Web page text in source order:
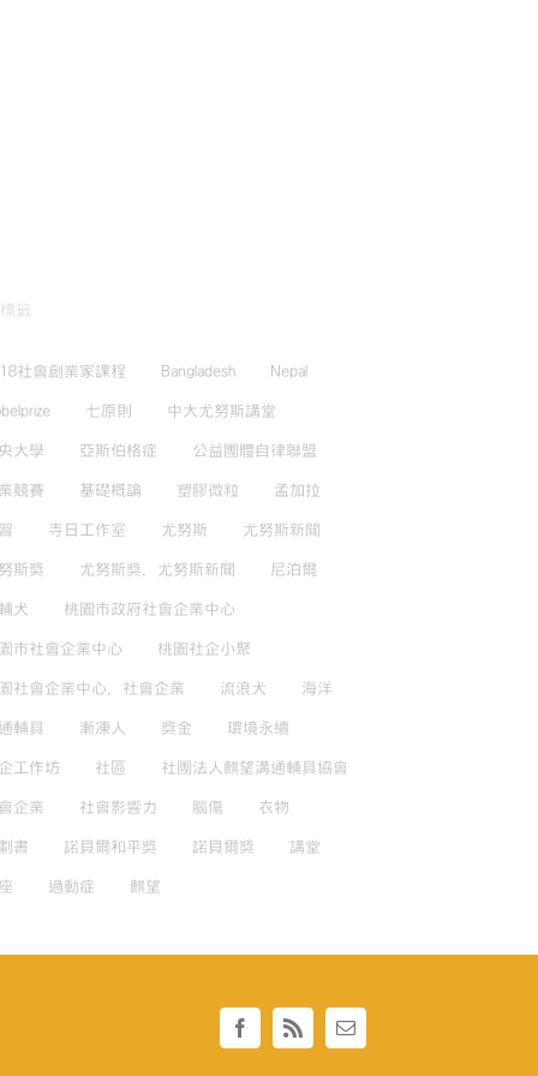
籤
社會創業家課程 Bangladesh Nepal
七原則 中大尤努斯講堂
大學 亞斯伯格症 公益團體自律聯盟
競賽 基礎概論 塑膠微粒 孟加拉
寺日工作室 尤努斯 尤努斯新聞
斯獎 尤努斯獎，尤努斯新聞 尼泊爾
犬 桃園市政府社會企業中心
市社會企業中心 桃園社企小聚
社會企業中心，社會企業 流浪犬 海洋
輔具 漸凍人 獎金 環境永續
工作坊 社區 社團法人麒望溝通輔具協會
企業 社會影響力 腦傷 衣物
書 諾貝爾和平獎 諾貝爾獎 講堂
過動症 麒望
Facebook
Rss Email: